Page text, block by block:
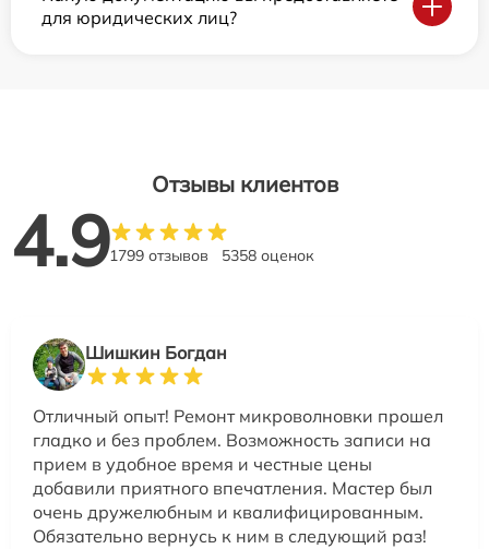
для юридических лиц?
Отзывы клиентов
4.91799 отзывов 5358 оценок
Шишкин Богдан
Отличный опыт! Ремонт микроволновки прошел
гладко и без проблем. Возможность записи на
прием в удобное время и честные цены
добавили приятного впечатления. Мастер был
очень дружелюбным и квалифицированным.
Обязательно вернусь к ним в следующий раз!